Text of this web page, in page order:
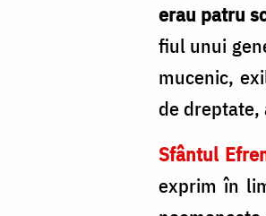
erau patru
fiul unui
mucenic,
de dreptate,
Sfântul
exprim în